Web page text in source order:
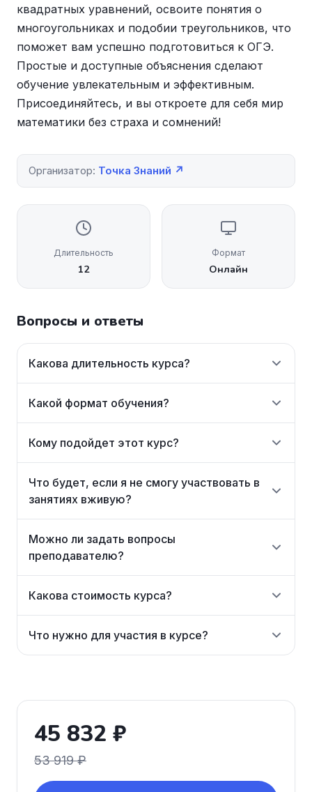
квадратных уравнений, освоите понятия о
многоугольниках и подобии треугольников, что
поможет вам успешно подготовиться к ОГЭ.
Простые и доступные объяснения сделают
обучение увлекательным и эффективным.
Присоединяйтесь, и вы откроете для себя мир
математики без страха и сомнений!
Организатор: Точка Знаний ↗
Длительность
12
Формат
Онлайн
Вопросы и ответы
Какова длительность курса?
Какой формат обучения?
Кому подойдет этот курс?
Что будет, если я не смогу участвовать в
занятиях вживую?
Можно ли задать вопросы
преподавателю?
Какова стоимость курса?
Что нужно для участия в курсе?
45 832 ₽
53 919 ₽